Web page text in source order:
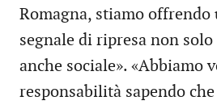
Romagna, stiamo
segnale di ripresa non
anche sociale». «Abbiamo
responsabilità sapendo